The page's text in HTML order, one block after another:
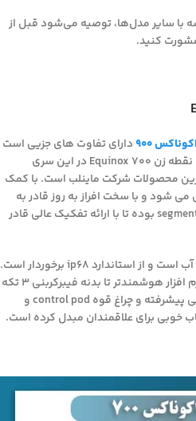
با سایر مدل‌ها، توصیه می‌شود قبل از
کنید.
900
دارای تفاوت های جزیی است
و از ارزش خرید خوبی برخوردار است. نقطه زن Equinox 700 در این سری
محصولات شرکت ماینلب است. با کمک
شود و با سخت افراز به روز قادر به
شناسایی اهداف با دقت بالا در 119 segment بوده تا با ارائه تفکیک عالی قادر
البته این دستگاه تا عمق 5 متر ضد آب است و از استاندارد ip68 برخوردار است.
به روز رسانی های این دستگاه از نرم افزار هوشمندتر تا بدنه فیبرکربنی 3 تکه
و تاشو و همچنین کنترل های صوتی پیشرفته و چراغ قوه control pod و
خوبی برای علاقمندان مبدل کرده است.